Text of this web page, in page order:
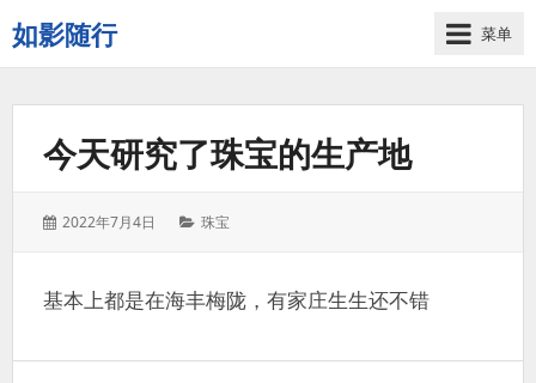
如影随行
如
果
记
菜单
今天研究了珠宝的生产地
发
2022年7月4日
分
珠宝
基本上都是在海丰梅陇，有家庄生生还不错